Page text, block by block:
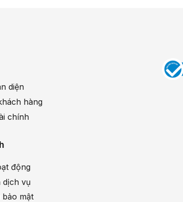
diện
hàng
chính
động
dịch vụ
bảo mật